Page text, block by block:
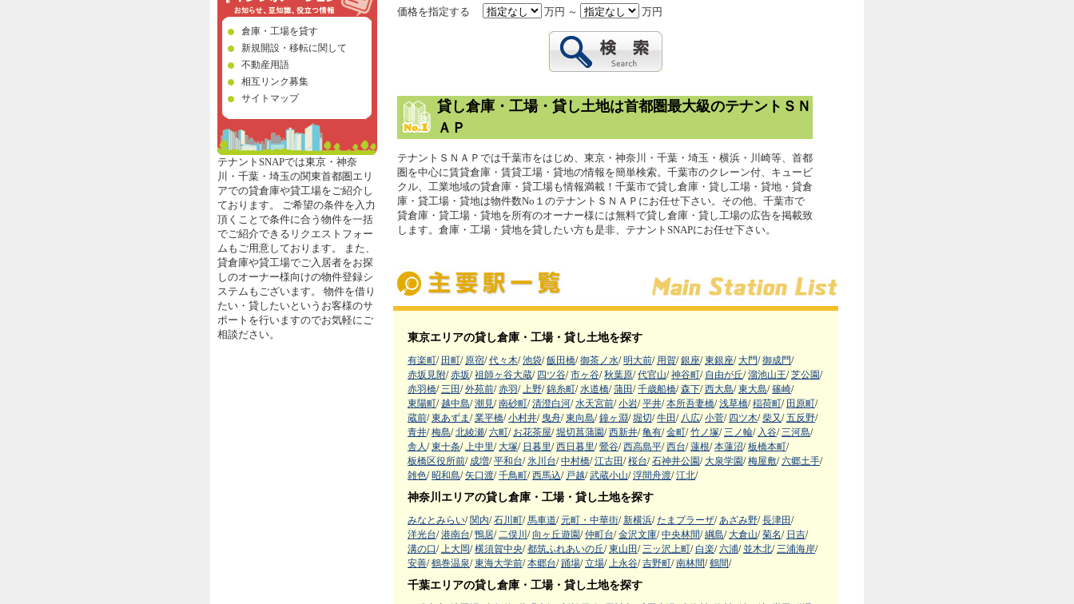
倉庫・工場を貸す
新規開設・移転に関して
不動産用語
相互リンク募集
サイトマップ
テナントSNAPでは東京・神奈
川・千葉・埼玉の関東首都圏エリ
アでの貸倉庫や貸工場をご紹介し
ております。 ご希望の条件を入力
頂くことで条件に合う物件を一括
でご紹介できるリクエストフォー
ムもご用意しております。 また、
貸倉庫や貸工場でご入居者をお探
しのオーナー様向けの物件登録シ
ステムもございます。 物件を借り
たい・貸したいというお客様のサ
ポートを行いますのでお気軽にご
相談ださい。
価格を指定する 万円 ～ 万円
貸し倉庫・工場・貸し土地は首都圏最大級のテナントＳＮ
ＡＰ
テナントＳＮＡＰでは千葉市をはじめ、東京・神奈川・千葉・埼玉・横浜・川崎等、首都
圏を中心に賃貸倉庫・賃貸工場・貸地の情報を簡単検索。千葉市のクレーン付、キュービ
クル、工業地域の貸倉庫・貸工場も情報満載！千葉市で貸し倉庫・貸し工場・貸地・貸倉
庫・貸工場・貸地は物件数No１のテナントＳＮＡＰにお任せ下さい。その他、千葉市で
貸倉庫・貸工場・貸地を所有のオーナー様には無料で貸し倉庫・貸し工場の広告を掲載致
します。倉庫・工場・貸地を貸したい方も是非、テナントSNAPにお任せ下さい。
東京エリアの貸し倉庫・工場・貸し土地を探す
有楽町/ 田町/ 原宿/ 代々木/ 池袋/ 飯田橋/ 御茶ノ水/ 明大前/ 用賀/ 銀座/ 東銀座/ 大門/ 御成門/
赤坂見附/ 赤坂/ 祖師ヶ谷大蔵/ 四ツ谷/ 市ヶ谷/ 秋葉原/ 代官山/ 神谷町/ 自由が丘/ 溜池山王/ 芝公園/
赤羽橋/ 三田/ 外苑前/ 赤羽/ 上野/ 錦糸町/ 水道橋/ 蒲田/ 千歳船橋/ 森下/ 西大島/ 東大島/ 篠崎/
東陽町/ 越中島/ 潮見/ 南砂町/ 清澄白河/ 水天宮前/ 小岩/ 平井/ 本所吾妻橋/ 浅草橋/ 稲荷町/ 田原町/
蔵前/ 東あずま / 業平橋/ 小村井/ 曳舟/ 東向島/ 鐘ヶ淵/ 堀切/ 牛田/ 八広/ 小菅/ 四ツ木/ 柴又/ 五反野/
青井/ 梅島/ 北綾瀬/ 六町/ お花茶屋/ 堀切菖蒲園/ 西新井/ 亀有/ 金町/ 竹ノ塚/ 三ノ輪/ 入谷/ 三河島/
舎人/ 東十条/ 上中里/ 大塚/ 日暮里/ 西日暮里/ 鶯谷/ 西高島平/ 西台/ 蓮根/ 本蓮沼/ 板橋本町/
板橋区役所前/ 成増/ 平和台/ 氷川台/ 中村橋/ 江古田/ 桜台/ 石神井公園/ 大泉学園/ 梅屋敷/ 六郷土手/
雑色/ 昭和島/ 矢口渡/ 千鳥町/ 西馬込/ 戸越/ 武蔵小山/ 浮間舟渡/ 江北/
神奈川エリアの貸し倉庫・工場・貸し土地を探す
みなとみらい/ 関内/ 石川町/ 馬車道/ 元町・中華街/ 新横浜/ たまプラーザ/ あざみ野/ 長津田/
洋光台/ 港南台/ 鴨居/ 二俣川 / 向ヶ丘遊園/ 仲町台/ 金沢文庫/ 中央林間/ 綱島/ 大倉山/ 菊名/ 日吉/
溝の口/ 上大岡/ 横須賀中央/ 都筑ふれあいの丘/ 東山田/ 三ッ沢上町/ 白楽/ 六浦/ 並木北/ 三浦海岸/
安善/ 鶴巻温泉/ 東海大学前/ 本郷台/ 踊場/ 立場/ 上永谷/ 吉野町/ 南林間/ 鶴間/
千葉エリアの貸し倉庫・工場・貸し土地を探す